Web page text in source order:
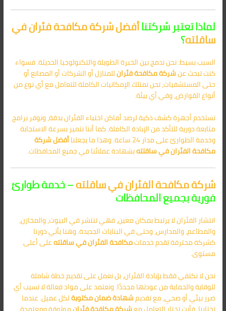
لماذا تعتبر شركتناأفضل شركة مكافحة فئران في
ساقلته؟
السبب بسيط: نحن ندمج بين الخبرة الطويلة والتكنولوجيا الحديثة. فسواء
كنت تبحث عنشركة مكافحة فئرانللمنازل أو الشركات أو المصانع أو
حتى المستشفيات، نحن نمتلك الإمكانيات الكاملة للتعامل مع أي نوع من
أنواع القوارض، وفي أي بيئة.
نستخدم أجهزة كشف ذكية لرصد أماكن اختباء الفئران بدقة، ونوفر برامج
متابعة دورية للتأكد من الإبادة الكاملة. كما أننا نتميز بسرعة الاستجابة
وخدمة الطوارئ على مدار 24 ساعة. وهذا ما يجعلنا
أفضل شركة
مكافحة الفئران في ساقلتهبشهادة عملائنا في جميع المحافظات.
شركة مكافحة الفئران في ساقلته– خدمة طوارئ
فورية بجميع المحافظات
انتشار الفئران لا يرتبط بمكان معين، فهي تنتشر في البيوت، والمخازن،
والمطاعم، والمدارس، وحتى في البنايات الجديدة. وهنا يأتي دورنا
كشركة محترفة تقدم خدماتمكافحة الفئران في ساقلتهعلى أعلى
مستوى.
نحن لا نكتفي فقط بإبادة الفئران، بل نعمل على تقديم خطة شاملة
للوقاية والحماية من عودتها مجددًا. ونعتمد على مواد فعالة لا تسبب أي
ضرر بيئي أو صحي، مع تقديمشهادة ضمان مكتوبةلكل عميل. عندما